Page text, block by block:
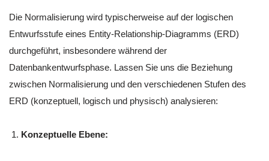
Die Normalisierung wird typischerweise auf der logischen
Entwurfsstufe eines Entity-Relationship-Diagramms (ERD)
durchgeführt, insbesondere während der
Datenbankentwurfsphase. Lassen Sie uns die Beziehung
zwischen Normalisierung und den verschiedenen Stufen des
ERD (konzeptuell, logisch und physisch) analysieren:
Konzeptuelle Ebene: